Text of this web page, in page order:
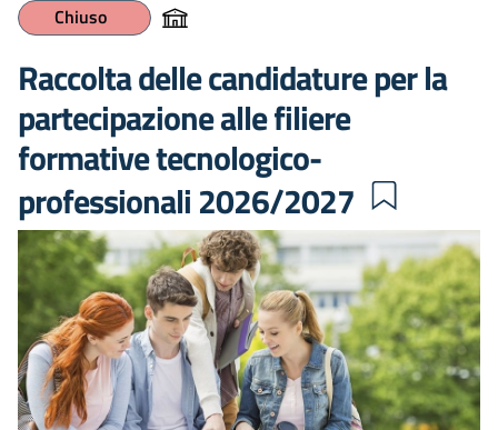
Chiuso
Raccolta delle candidature per la
partecipazione alle filiere
formative tecnologico-
professionali 2026/2027